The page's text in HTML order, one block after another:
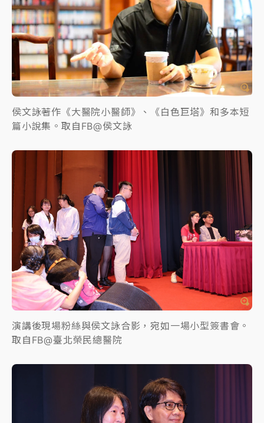
侯文詠著作《大醫院小醫師》、《白色巨塔》和多本短
篇小說集。取自FB@侯文詠
演講後現場粉絲與侯文詠合影，宛如一場小型簽書會。
取自FB@臺北榮民總醫院